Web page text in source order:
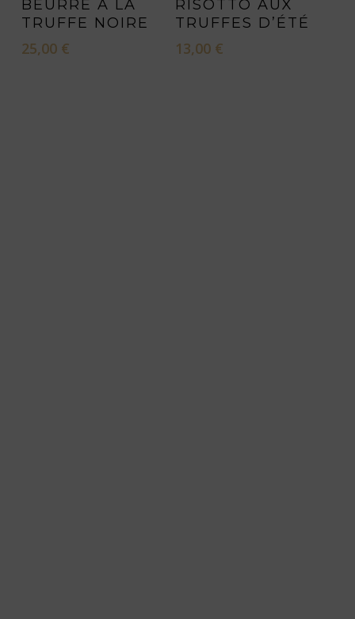
BEURRE À LA
TRUFFE NOIRE
25,00 €
RISOTTO AUX
TRUFFES D’ÉTÉ
13,00 €